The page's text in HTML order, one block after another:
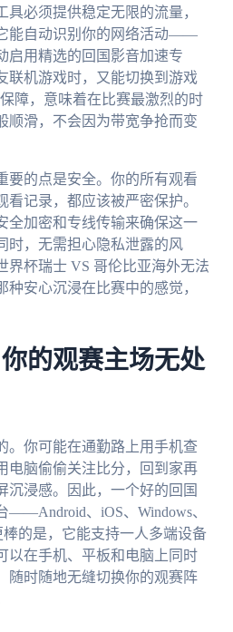
必须提供稳定无限的流量，
能自动识别你的网络活动——
启用精选的回国影音加速专
联机游戏时，又能切换到游戏
障，意味着在比赛最激烈的时
顺滑，不会因为带宽争抢而变
要的点是安全。你的所有观看
记录，都应该被严密保护。
全加密和专线传输来确保这一
时，无需担心隐私泄露的风
界杯瑞士 VS 哥伦比亚海外无法
安心沉浸在比赛中的感觉，
的观赛主场无处
。你可能在通勤路上用手机查
电脑偷偷关注比分，回到家再
沉浸感。因此，一个好的回国
——Android、iOS、Windows、
的是，它能支持一人多端设备
以在手机、平板和电脑上同时
随时随地无缝切换你的观赛阵